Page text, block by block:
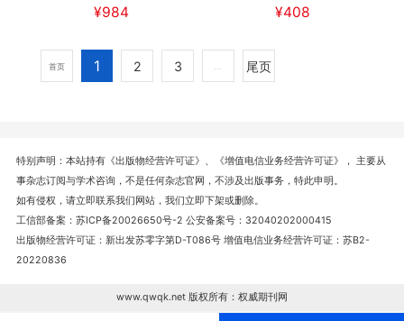
¥984 ¥408
首页 1 2 3 尾页
特别声明：本站持有《出版物经营许可证》、《增值电信业务经营许可证》， 主要从
事杂志订阅与学术咨询，不是任何杂志官网，不涉及出版事务，特此申明。
如有侵权，请立即联系我们网站，我们立即下架或删除。
工信部备案：苏ICP备20026650号-2 公安备案号：32040202000415
出版物经营许可证：新出发苏零字第D-T086号 增值电信业务经营许可证：苏B2-
20220836
www.qwqk.net 版权所有：权威期刊网